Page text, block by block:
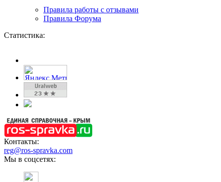
Правила работы с отзывами
Правила Форума
Статистика:
Контакты:
reg@ros-spravka.com
Мы в соцсетях: